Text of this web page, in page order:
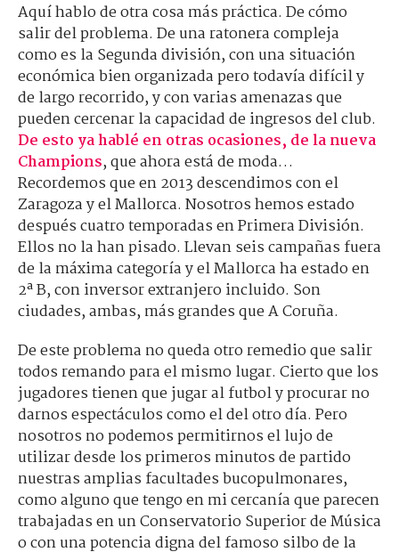
Aquí hablo de otra cosa más práctica. De cómo
salir del problema. De una ratonera compleja
como es la Segunda división, con una situación
económica bien organizada pero todavía difícil y
de largo recorrido, y con varias amenazas que
pueden cercenar la capacidad de ingresos del club.
De esto ya hablé en otras ocasiones, de la nueva
Champions, que ahora está de moda…
Recordemos que en 2013 descendimos con el
Zaragoza y el Mallorca. Nosotros hemos estado
después cuatro temporadas en Primera División.
Ellos no la han pisado. Llevan seis campañas fuera
de la máxima categoría y el Mallorca ha estado en
2ª B, con inversor extranjero incluido. Son
ciudades, ambas, más grandes que A Coruña.
De este problema no queda otro remedio que salir
todos remando para el mismo lugar. Cierto que los
jugadores tienen que jugar al futbol y procurar no
darnos espectáculos como el del otro día. Pero
nosotros no podemos permitirnos el lujo de
utilizar desde los primeros minutos de partido
nuestras amplias facultades bucopulmonares,
como alguno que tengo en mi cercanía que parecen
trabajadas en un Conservatorio Superior de Música
o con una potencia digna del famoso silbo de la